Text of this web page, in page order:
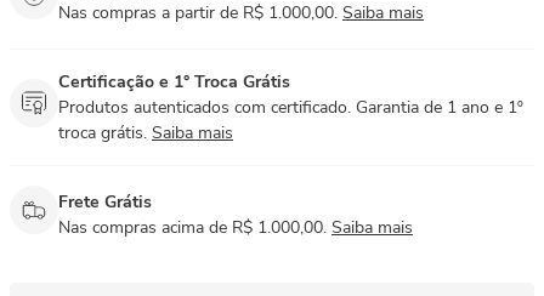
Nas compras a partir de R$ 1.000,00. Saiba mais
Certificação e 1° Troca Grátis
Produtos autenticados com certificado. Garantia de 1 ano e 1º
troca grátis. Saiba mais
Frete Grátis
Nas compras acima de R$ 1.000,00. Saiba mais